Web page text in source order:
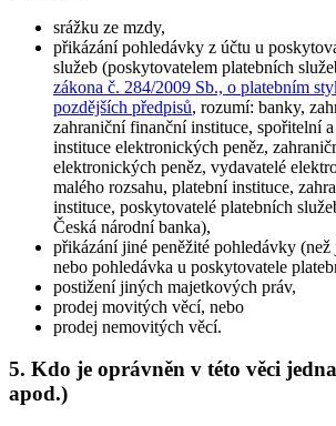
srážku ze mzdy,
přikázání pohledávky z účtu u
služeb (poskytovatelem platebních
zákona č. 284/2009 Sb., o platebním
pozdějších předpisů, rozumí: banky,
zahraniční finanční instituce, spořitelní
instituce elektronických peněz,
elektronických peněz, vydavatelé
malého rozsahu, platební instituce,
instituce, poskytovatelé platebních
Česká národní banka),
přikázání jiné peněžité pohledávky (než
nebo pohledávka u poskytovatele
postižení jiných majetkových práv,
prodej movitých věcí, nebo
prodej nemovitých věcí.
5. Kdo je oprávněn v této věci
apod.)